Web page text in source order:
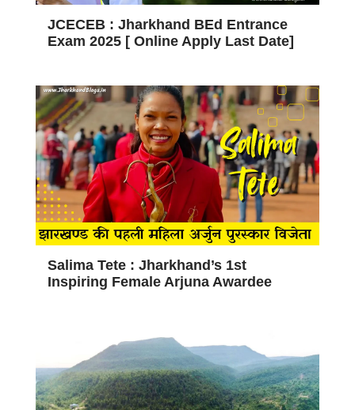
JCECEB : Jharkhand BEd Entrance
Exam 2025 [ Online Apply Last Date]
Salima Tete : Jharkhand’s 1st
Inspiring Female Arjuna Awardee